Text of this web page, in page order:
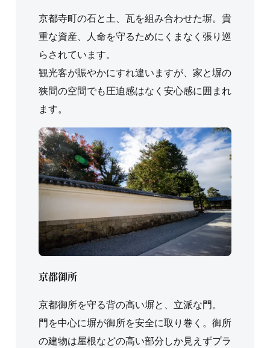
京都寺町の石と土、瓦を組み合わせた塀。貴
重な資産、人命を守るためにくまなく張り巡
らされています。
観光客が賑やかにすれ違いますが、家と塀の
狭間の空間でも圧迫感はなく安心感に囲まれ
ます。
京都御所
京都御所を守る背の高い塀と、立派な門。
門を中心に塀が御所を安全に取り巻く。御所
の建物は屋根などの高い部分しか見えずプラ